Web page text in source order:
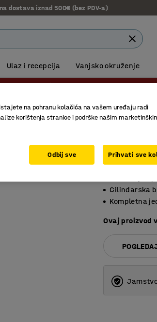
dostava iznad 500€ (bez PDV-a)
Ulaz i recepcija Vanjsko okruženje
sve narudžbe iznad 500,00 € VPC
2 sekcije, 2
Br. artikla:
Cilindarska
Kompletna
Ovaj proizvod
na pohranu kolačića na vašem uređaju radi
korištenja stranice i podrške našim
Odbij sve Prihvati sve